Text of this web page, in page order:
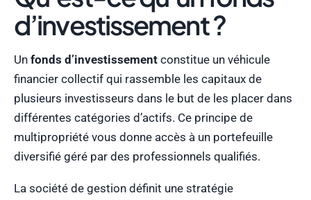
d’investissement ?
Un fonds d’investissement constitue un véhicule
financier collectif qui rassemble les capitaux de
plusieurs investisseurs dans le but de les placer dans
différentes catégories d’actifs. Ce principe de
multipropriété vous donne accès à un portefeuille
diversifié géré par des professionnels qualifiés.
La société de gestion définit une stratégie